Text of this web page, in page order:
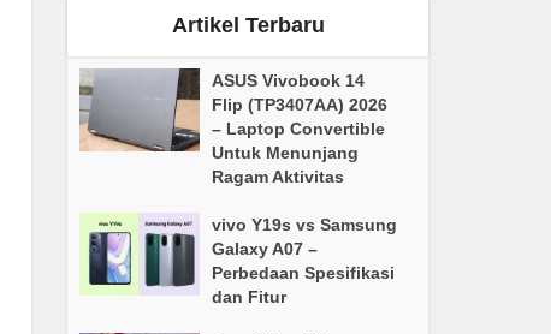
Artikel Terbaru
ASUS Vivobook 14
Flip (TP3407AA) 2026
– Laptop Convertible
Untuk Menunjang
Ragam Aktivitas
vivo Y19s vs Samsung
Galaxy A07 –
Perbedaan Spesifikasi
dan Fitur